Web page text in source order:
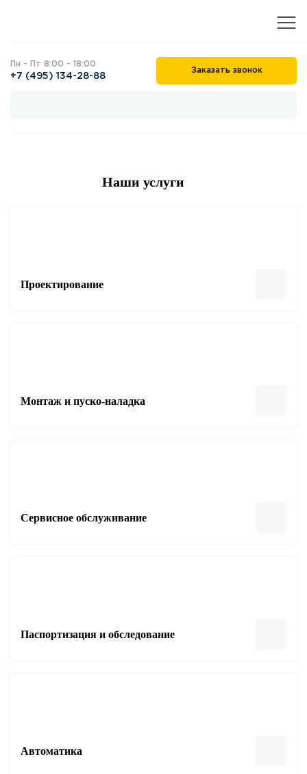
Пн - Пт 8:00 - 18:00
+7 (495) 134-28-88
Заказать звонок
Наши услуги
Проектирование
Монтаж и пуско-наладка
Сервисное обслуживание
Паспортизация и обследование
Автоматика